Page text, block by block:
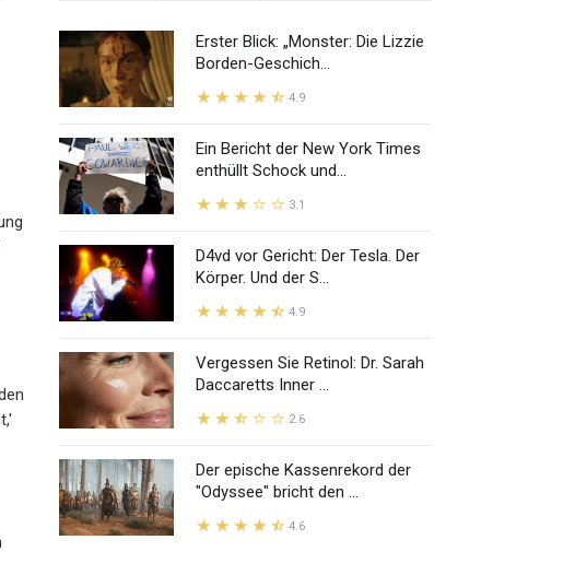
Erster Blick: „Monster: Die Lizzie
Borden-Geschich...
4.9
Ein Bericht der New York Times
enthüllt Schock und...
3.1
D4vd vor Gericht: Der Tesla. Der
Körper. Und der S...
4.9
Vergessen Sie Retinol: Dr. Sarah
Daccaretts Inner ...
2.6
Der epische Kassenrekord der
"Odyssee" bricht den ...
4.6